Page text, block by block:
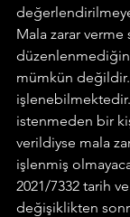
Mala zarar verme
mümkün
işlenebilmektedir.
istenmeden bir
verildiyse mala
işlenmiş
2021/7332 tarih ve
değişiklikten